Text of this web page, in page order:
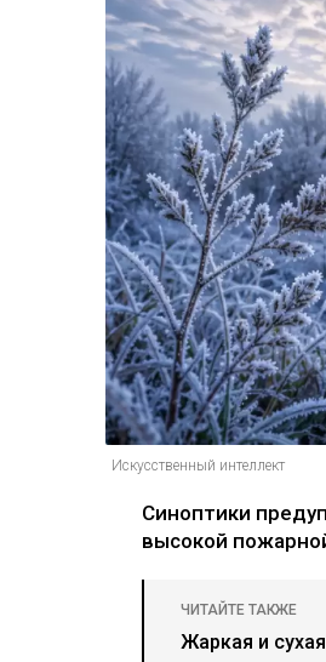
Искусственный интеллект
Синоптики
высокой
ЧИТАЙТЕ ТАКЖЕ
Жаркая и